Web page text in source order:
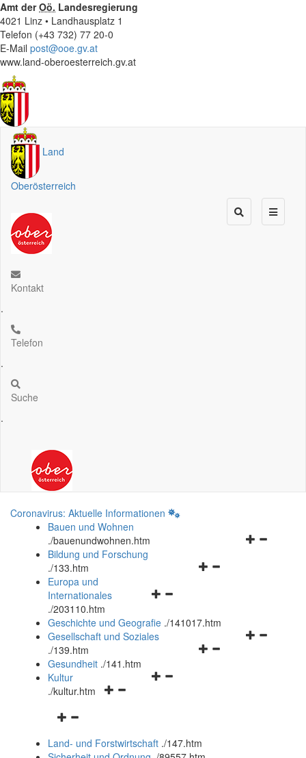
Amt derOö. Landesregierung
4021 Linz • Landhausplatz 1
Telefon (+43 732) 77 20-0
E-Mail post@ooe.gv.at
www.land-oberoesterreich.gv.at
Land
Oberösterreich
Kontakt
.
Telefon
.
Suche
.
Coronavirus: Aktuelle Informationen
Bauen und Wohnen
./bauenundwohnen.htm
Navigationsmenü
Bildung und Forschung
./133.htm
Navigationsmenü
und
schließen
Europa und
Internationales
./203110.htm
Geschichte und Geografie ./141017.htm
Navigationsmenü
Gesellschaft und Soziales
./139.htm
Navigationsmenü
Gesundheit ./141.htm
Navigationsmenü
Kultur
./kultur.htm
Navigationsmenü
und
Land- und Forstwirtschaft ./147.htm